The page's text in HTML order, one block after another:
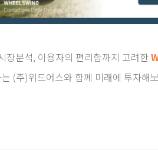
장분석, 이용자의 편리함까지 고려한
(주)위드어스와 함께 미래에 투자해